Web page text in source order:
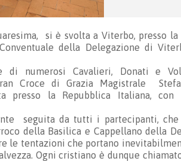
si è svolta a Viterbo, presso la
della Delegazione di
di numerosi Cavalieri, Donati e
Croce di Grazia Magistrale
presso la Repubblica Italiana,
seguita da tutti i partecipanti, che
della Basilica e Cappellano della
le tentazioni che portano
Ogni cristiano è dunque